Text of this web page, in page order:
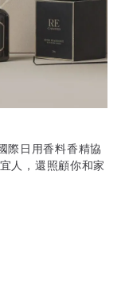
際日用香料香精協
人，還照顧你和家